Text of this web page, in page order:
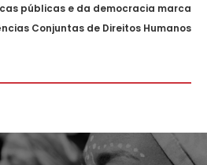
públicas e da democracia marca
Conjuntas de Direitos Humanos